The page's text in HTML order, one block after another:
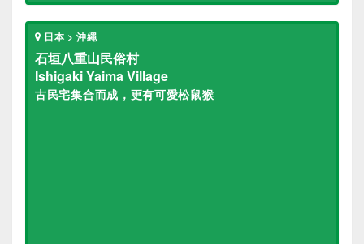
日本 > 沖繩
石垣八重山民俗村
Ishigaki Yaima Village
古民宅集合而成，更有可愛松鼠猴